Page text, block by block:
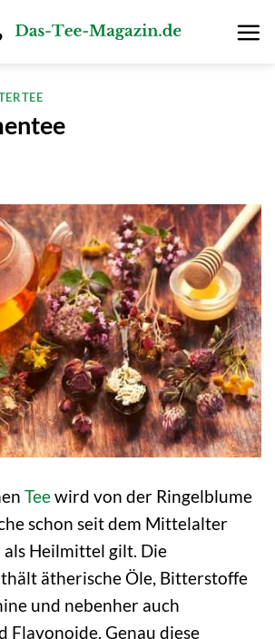
Teewird von der Ringelblume
schon seit dem Mittelalter
Heilmittel gilt. Die
ätherische Öle, Bitterstoffe
und nebenher auch
Flavonoide. Genau diese